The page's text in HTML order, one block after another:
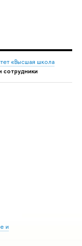
«Высшая школа
сотрудники
и